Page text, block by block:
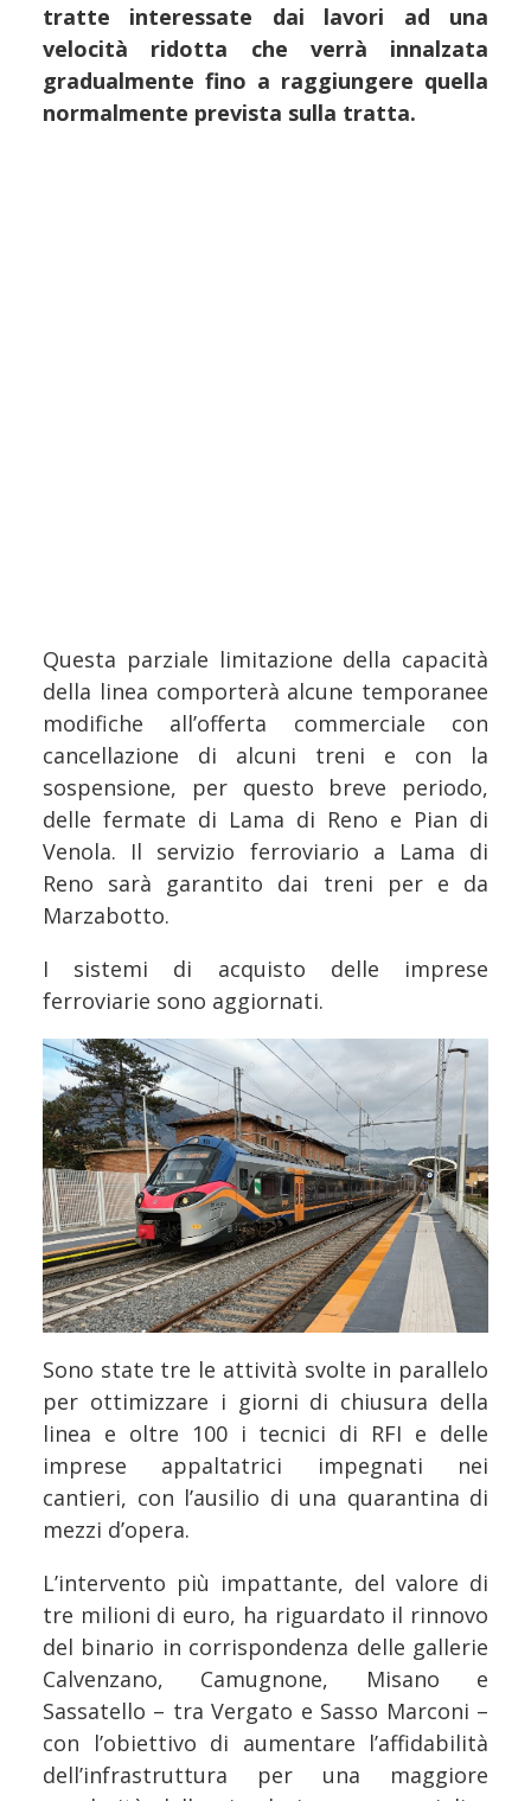
tratte interessate dai lavori ad una
velocità ridotta che verrà innalzata
gradualmente fino a raggiungere quella
normalmente prevista sulla tratta.
Questa parziale limitazione della capacità
della linea comporterà alcune temporanee
modifiche all’offerta commerciale con
cancellazione di alcuni treni e con la
sospensione, per questo breve periodo,
delle fermate di Lama di Reno e Pian di
Venola. Il servizio ferroviario a Lama di
Reno sarà garantito dai treni per e da
Marzabotto.
I sistemi di acquisto delle imprese
ferroviarie sono aggiornati.
Sono state tre le attività svolte in parallelo
per ottimizzare i giorni di chiusura della
linea e oltre 100 i tecnici di RFI e delle
imprese appaltatrici impegnati nei
cantieri, con l’ausilio di una quarantina di
mezzi d’opera.
L’intervento più impattante, del valore di
tre milioni di euro, ha riguardato il rinnovo
del binario in corrispondenza delle gallerie
Calvenzano, Camugnone, Misano e
Sassatello – tra Vergato e Sasso Marconi –
con l’obiettivo di aumentare l’affidabilità
dell’infrastruttura per una maggiore